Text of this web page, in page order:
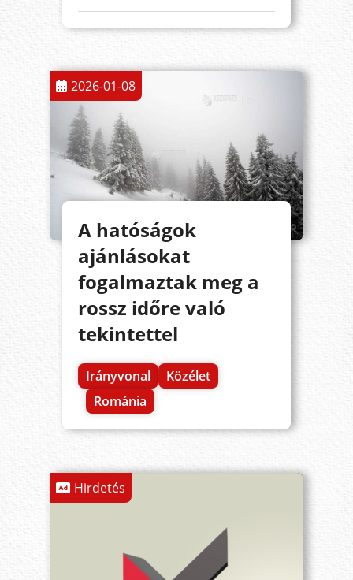
2026-01-08
A hatóságok
ajánlásokat
fogalmaztak meg a
rossz időre való
tekintettel
Irányvonal
Közélet
Románia
Hirdetés